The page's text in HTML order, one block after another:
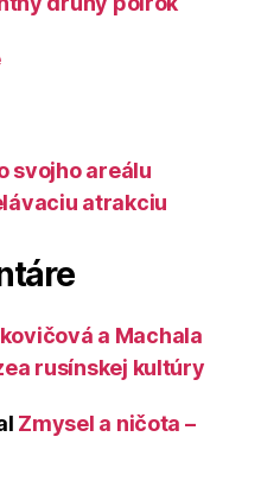
svojho areálu
atrakciu
a Machala
rusínskej kultúry
Zmysel a ničota –